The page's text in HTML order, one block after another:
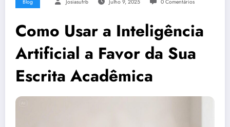
Blog Josiasufrb Julho 9, 2025 0 Comentários
Como Usar a Inteligência
Artificial a Favor da Sua
Escrita Acadêmica